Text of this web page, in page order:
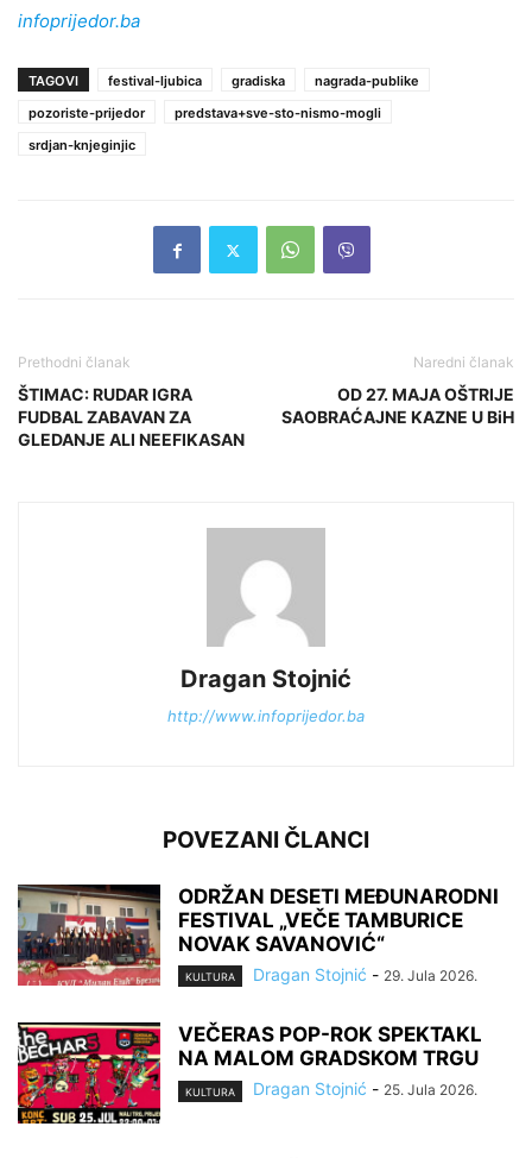
infoprijedor.ba
TAGOVI festival-ljubica gradiska
nagrada-publike
pozoriste-prijedor
predstava+sve-sto-nismo-mogli
srdjan-knjeginjic
Prethodni članak
ŠTIMAC: RUDAR IGRA
FUDBAL ZABAVAN ZA
GLEDANJE ALI NEEFIKASAN
Naredni članak
OD 27. MAJA OŠTRIJE
SAOBRAĆAJNE KAZNE U BiH
Dragan Stojnić
http://www.infoprijedor.ba
POVEZANI ČLANCI
ODRŽAN DESETI MEĐUNARODNI
FESTIVAL „VEČE TAMBURICE
NOVAK SAVANOVIĆ“
KULTURA Dragan Stojnić - 29. Jula 2026.
VEČERAS POP-ROK SPEKTAKL
NA MALOM GRADSKOM TRGU
KULTURA Dragan Stojnić - 25. Jula 2026.